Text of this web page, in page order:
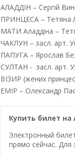
АЛАДДІН – Сергій
ПРИНЦЕСА – Тетяна
МАТИ Аладдіна –
ЧАКЛУН – засл. арт.
ПАПУГА – Ярослав
СУЛТАН - засл. арт.
ВІЗИР (жених
ЕМІР – Олександр
Купить билет на
Электронный
прямо сейчас. Для